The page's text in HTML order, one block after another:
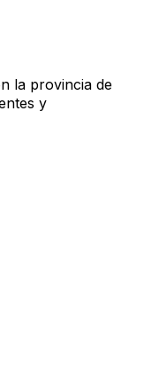
la provincia de
y